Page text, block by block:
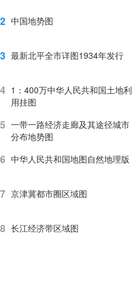
2 中国地势图
3 最新北平全市详图1934年发行
4 1：400万中华人民共和国土地利
用挂图
5 一带一路经济走廊及其途径城市
分布地势图
6 中华人民共和国地图自然地理版
7 京津冀都市圈区域图
8 长江经济带区域图